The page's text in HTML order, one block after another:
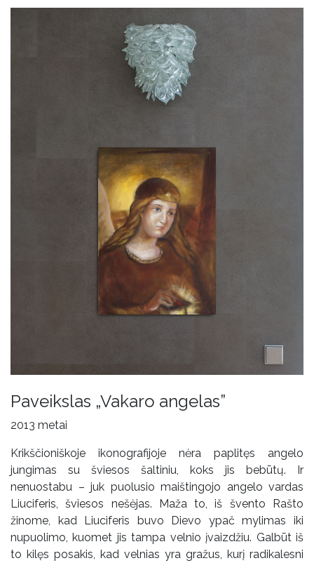
Paveikslas „Vakaro angelas”
2013 metai
Krikščioniškoje ikonografijoje nėra paplitęs angelo
jungimas su šviesos šaltiniu, koks jis bebūtų. Ir
nenuostabu – juk puolusio maištingojo angelo vardas
Liuciferis, šviesos nešėjas. Maža to, iš švento Rašto
žinome, kad Liuciferis buvo Dievo ypač mylimas iki
nupuolimo, kuomet jis tampa velnio įvaizdžiu. Galbūt iš
to kilęs posakis, kad velnias yra gražus, kurį radikalesni